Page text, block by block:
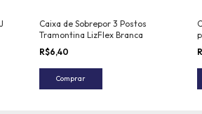
Caixa de Sobrepor 3 Postos
Tramontina LizFlex Branca
R$6,40
Comprar